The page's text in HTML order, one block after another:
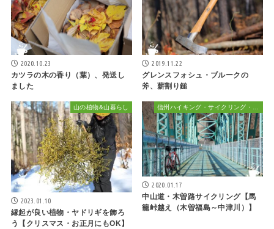
2020.10.23
カツラの木の香り（葉）、発送し
ました
2019.11.22
グレンスフォシュ・ブルークの
斧、薪割り鎚
山の植物&山暮らし
2023.01.10
縁起が良い植物・ヤドリギを飾ろ
う【クリスマス・お正月にもOK】
信州ハイキング・サイクリング・植物散策&おでかけ
2020.01.17
中山道・木曽路サイクリング【馬
籠峠越え（木曽福島～中津川）】